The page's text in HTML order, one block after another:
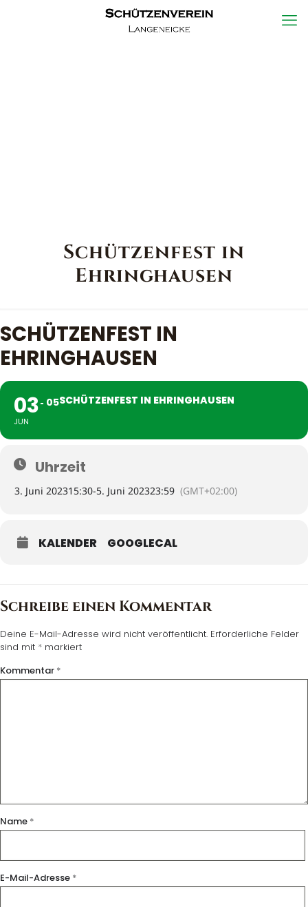
Schützenfest in
Ehringhausen
SCHÜTZENFEST IN
EHRINGHAUSEN
03
JUN
05SCHÜTZENFEST IN EHRINGHAUSEN
Uhrzeit
3. Juni 202315:30-5. Juni 202323:59 (GMT+02:00)
KALENDER GOOGLECAL
Schreibe einen Kommentar
Deine E-Mail-Adresse wird nicht veröffentlicht. Erforderliche Felder
sind mit * markiert
Kommentar *
Name *
E-Mail-Adresse *